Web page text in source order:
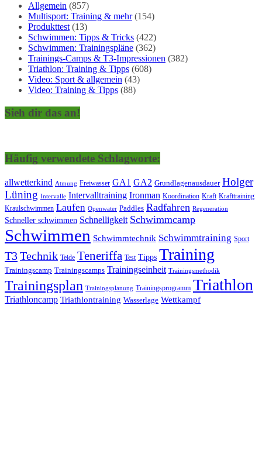
Allgemein (857)
Multisport: Training & mehr(154)
Produkttest(13)
Schwimmen: Tipps & Tricks (422)
Schwimmen: Trainingspläne (362)
Trainings-Camps & T3-Impressionen (382)
Triathlon: Training & Tipps (608)
Video: Sport & allgemein (43)
Video: Training & Tipps (88)
Sieh dir das an!
Häufig verwendete Schlagworte:
allwetterkind Atmung Freiwasser GA1 GA2 Grundlagenausdauer Holger
Lüning Intervalle Intervalltraining Ironman Koordination Kraft Krafttraining
Kraulschwimmen Laufen Openwater Paddles Radfahren Regeneration
Schneller schwimmen Schnelligkeit Schwimmcamp
Schwimmen Schwimmtechnik Schwimmtraining Sport
T3Technik Teide Teneriffa Test Tipps Training
Trainingscamp Trainingscamps Trainingseinheit Trainingsmethodik
Trainingsplan Trainingsplanung Trainingsprogramm Triathlon
Triathloncamp Triathlontraining Wasserlage Wettkampf